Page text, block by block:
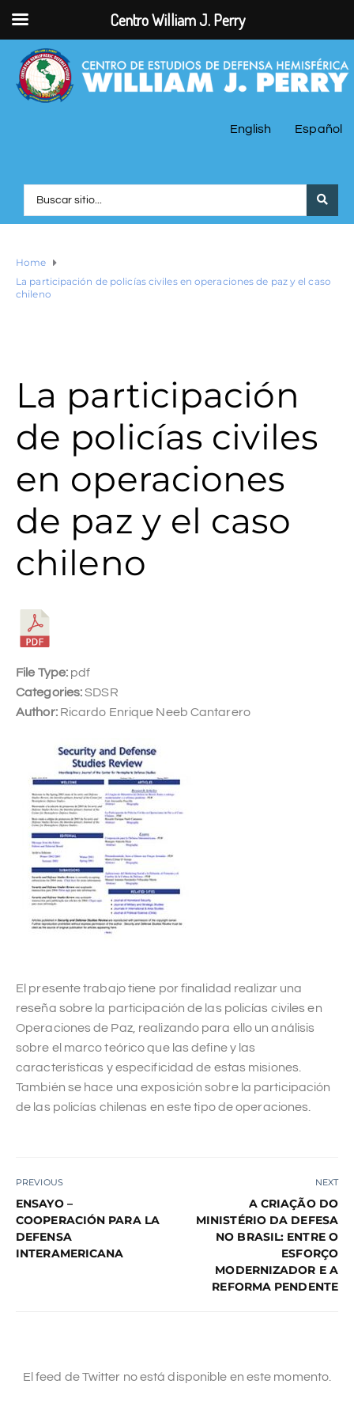
English Español
Home
La participación de policías civiles en operaciones de paz y el caso
chileno
La participación
de policías civiles
en operaciones
de paz y el caso
chileno
El presente trabajo tiene por finalidad realizar una
reseña sobre la participación de las policías civiles en
Operaciones de Paz, realizando para ello un análisis
sobre el marco teórico que las define y las
características y especificidad de estas misiones.
También se hace una exposición sobre la participación
de las policías chilenas en este tipo de operaciones.
File Type: pdf
Categories:SDSR
Author: Ricardo Enrique Neeb Cantarero
PREVIOUS
ENSAYO –
COOPERACIÓN PARA LA
DEFENSA
INTERAMERICANA
NEXT
A CRIAÇÃO DO
MINISTÉRIO DA DEFESA
NO BRASIL: ENTRE O
ESFORÇO
MODERNIZADOR E A
REFORMA PENDENTE
El feed de Twitter no está disponible en este momento.
Centro William J. Perry